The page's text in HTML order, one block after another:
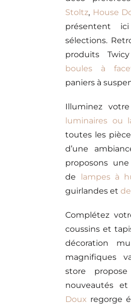
Stoltz, House
présentent
sélections.
produits
boules à
paniers à
Illuminez
luminaires ou
toutes les
d’une
proposons
de lampes à
guirlandes et
Complétez
coussins et
décoration
magnifiques
store
nouveautés
Doux regorge